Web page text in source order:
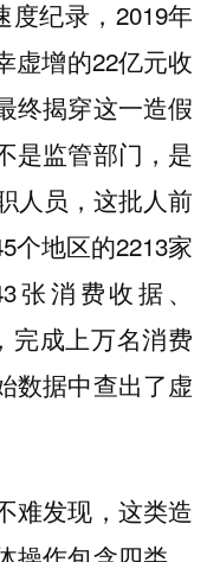
度纪录，2019年
虚增的22亿元收
终揭穿这一造假
是监管部门，是
人员，这批人前
个地区的2213家
张消费收据、
完成上万名消费
数据中查出了虚
难发现，这类造